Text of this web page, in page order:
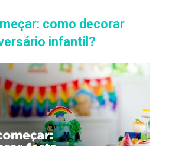
como decorar
infantil?